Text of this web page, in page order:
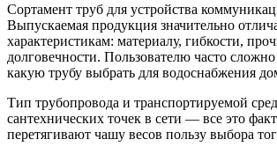
Сортамент труб для устройства
Выпускаемая продукция значительно
характеристикам: материалу, гибкости,
долговечности. Пользователю часто
какую трубу выбрать для водоснабжения
Тип трубопровода и транспортируемой
сантехнических точек в сети — все это
перетягивают чашу весов пользу выбора